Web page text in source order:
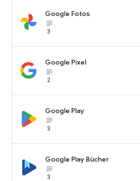
Google Fotos
subject_black
3
Google Pixel
subject_black
2
Google Play
subject_black
3
Google Play Bücher
subject_black
3